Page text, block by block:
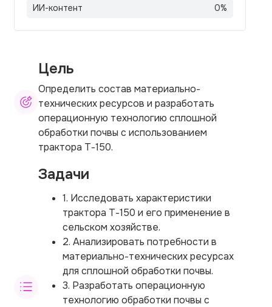
ИИ-контент
0%
Цель
Определить состав материально-
технических ресурсов и разработать
операционную технологию сплошной
обработки почвы с использованием
трактора Т-150.
Задачи
1. Исследовать характеристики
трактора Т-150 и его применение в
сельском хозяйстве.
2. Анализировать потребности в
материально-технических ресурсах
для сплошной обработки почвы.
3. Разработать операционную
технологию обработки почвы с